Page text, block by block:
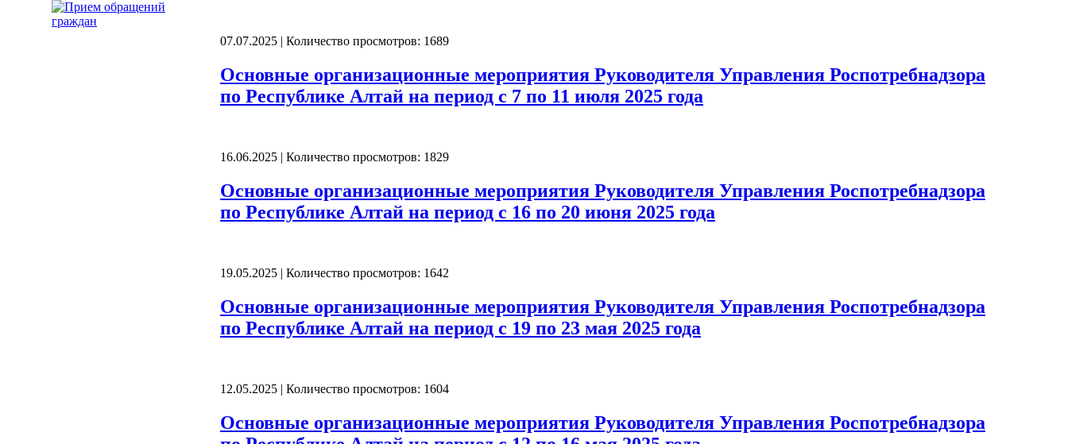
07.07.2025 | Количество просмотров: 1689
Основные организационные мероприятия Руководителя Управления Роспотребнадзора
по Республике Алтай на период с 7 по 11 июля 2025 года
16.06.2025 | Количество просмотров: 1829
Основные организационные мероприятия Руководителя Управления Роспотребнадзора
по Республике Алтай на период с 16 по 20 июня 2025 года
19.05.2025 | Количество просмотров: 1642
Основные организационные мероприятия Руководителя Управления Роспотребнадзора
по Республике Алтай на период с 19 по 23 мая 2025 года
12.05.2025 | Количество просмотров: 1604
Основные организационные мероприятия Руководителя Управления Роспотребнадзора